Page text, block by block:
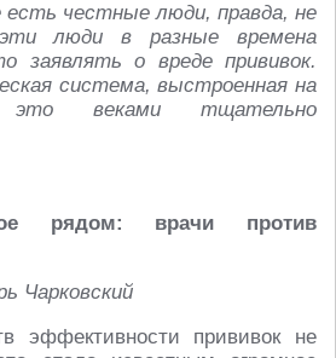
есть честные люди, правда, не
люди в разные времена
заявлять о вреде прививок.
система, выстроенная на
веками тщательно
рядом: врачи против
Чарковский
эффективности прививок не